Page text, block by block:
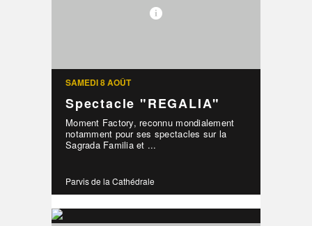
SAMEDI 8 AOÛT
Spectacle "REGALIA"
Moment Factory, reconnu mondialement
notamment pour ses spectacles sur la
Sagrada Familia et ...
Parvis de la Cathédrale